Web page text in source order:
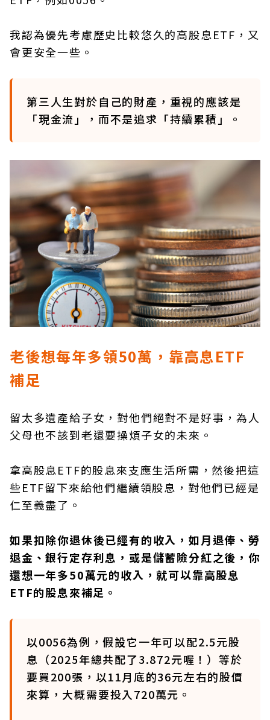
我認為優先考慮歷史比較悠久的高股息ETF，又
會更安全一些。
第三人生對於自己的財產，重視的應該是
「現金流」，而不是追求「持續累積」。
老後想每年多領50萬，靠高息ETF
補足
留太多遺產給子女，對他們絕對不是好事，為人
父母也不該到老還要操煩子女的未來。
拿高股息ETF的股息來支應生活所需，然後把這
些ETF留下來給他們繼續領股息，對他們已經是
仁至義盡了。
如果扣除你退休後已經有的收入，如月退俸、勞
退金、銀行定存利息，或是儲蓄險分紅之後，你
還想一年多50萬元的收入，就可以靠高股息
ETF的股息來補足。
以0056為例，假設它一年可以配2.5元股
息（2025年總共配了3.872元喔！）等於
要買200張，以11月底的36元左右的股價
來算，大概需要投入720萬元。